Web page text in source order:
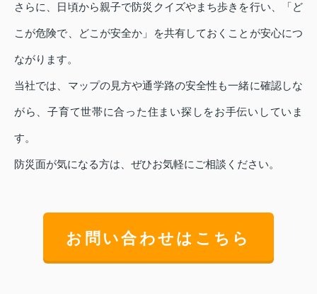
さらに、日頃から親子で防災クイズやまち歩きを行い、「ど
こが危険で、どこが安全か」を共有しておくことが安心につ
ながります。
当社では、マップの見方や通学路の安全性も一緒に確認しな
がら、子育て世帯に合った住まい探しをお手伝いしていま
す。
防災面が気になる方は、ぜひお気軽にご相談ください。
お問い合わせはこちら